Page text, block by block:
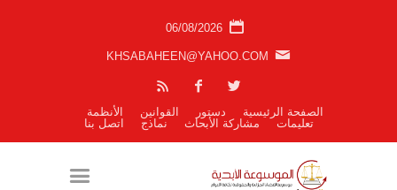
06/08/2026
KHSABAHEEN@YAHOO.COM
الصفحة الرئيسية دستور القوانين
الأنظمة
تعليمات
مشاركة الأبحاث نماذج اتصل بنا